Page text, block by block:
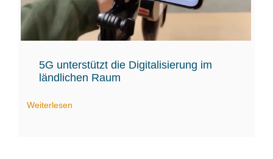
5G unterstützt die Digitalisierung im
ländlichen Raum
Weiterlesen